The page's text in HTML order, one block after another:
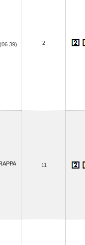
(06.39) 2
11